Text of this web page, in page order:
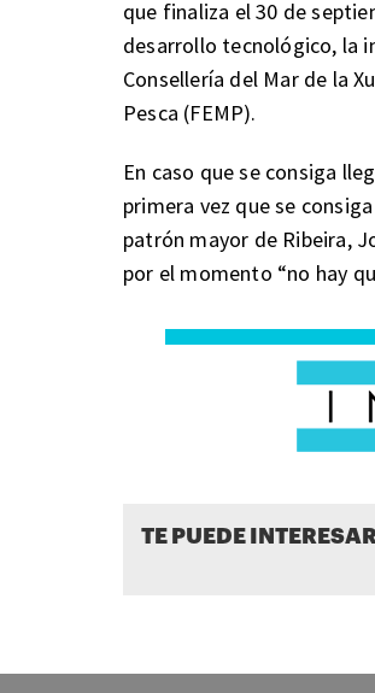
que finaliza el 30 de
desarrollo tecnológico, la
Consellería del Mar de la
Pesca (FEMP).
En caso que se consiga
primera vez que se
patrón mayor de Ribeira,
por el momento “no hay
TE PUEDE INTERESAR